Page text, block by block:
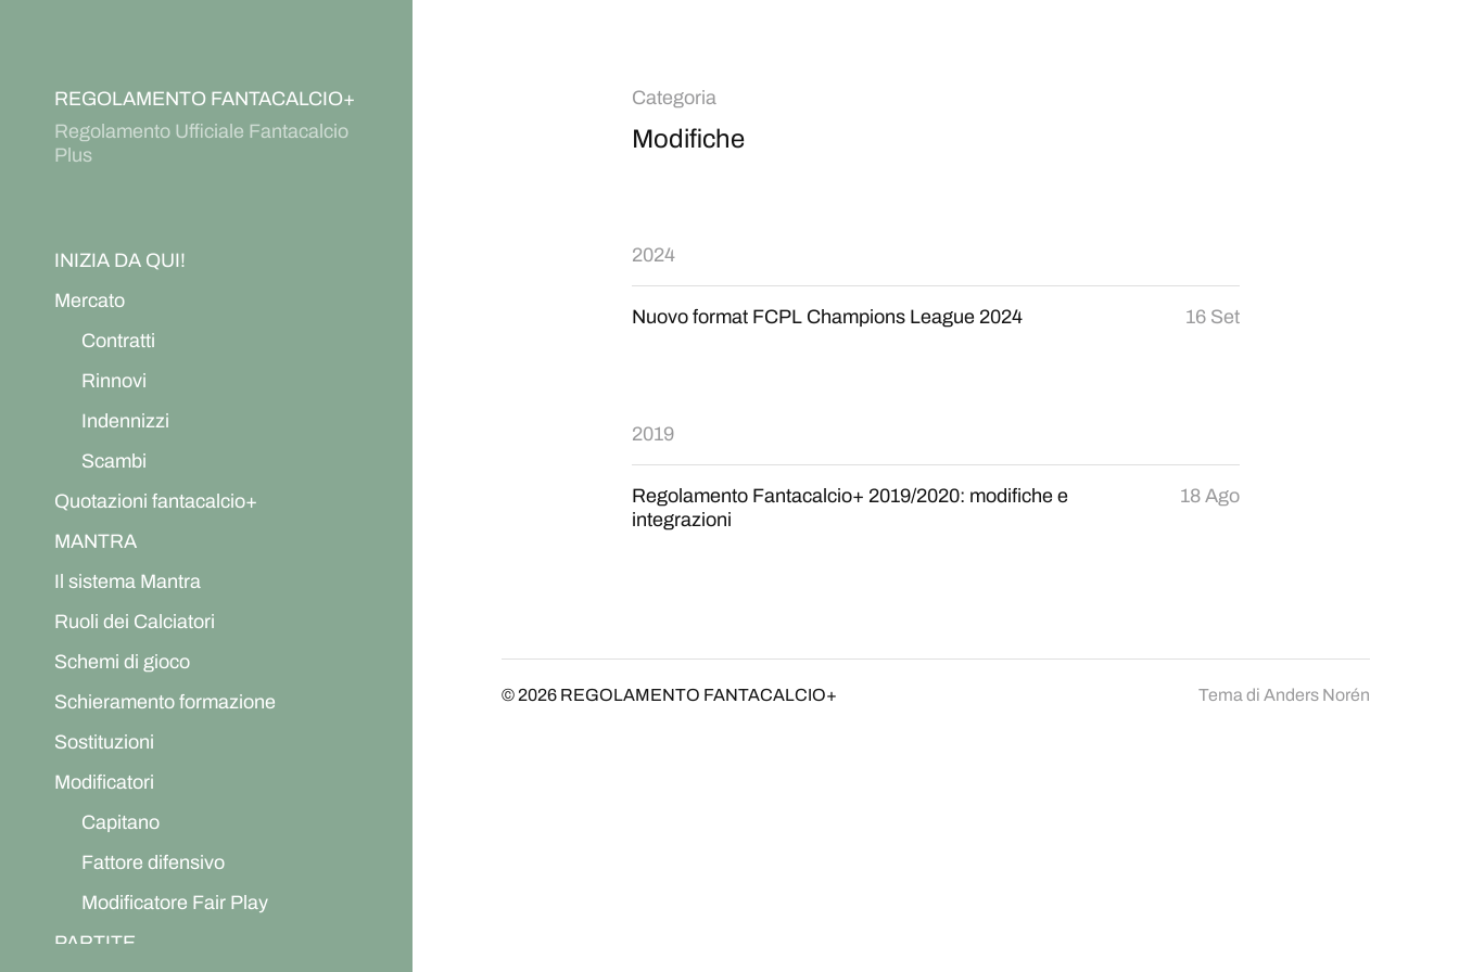
REGOLAMENTO FANTACALCIO+
Regolamento Ufficiale Fantacalcio
Plus
INIZIA DA QUI!
Mercato
Contratti
Rinnovi
Indennizzi
Scambi
Quotazioni fantacalcio+
MANTRA
Il sistema Mantra
Ruoli dei Calciatori
Schemi di gioco
Schieramento formazione
Sostituzioni
Modificatori
Capitano
Fattore difensivo
Modificatore Fair Play
PARTITE
Categoria
Modifiche
2024
Nuovo format FCPL Champions League 2024 16 Set
2019
Regolamento Fantacalcio+ 2019/2020: modifiche e
integrazioni
18 Ago
© 2026 REGOLAMENTO FANTACALCIO+ Tema di Anders Norén